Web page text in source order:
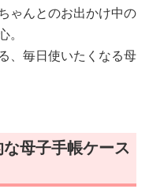
ゃんとのお出かけ中の
、毎日使いたくなる母
母子手帳ケース